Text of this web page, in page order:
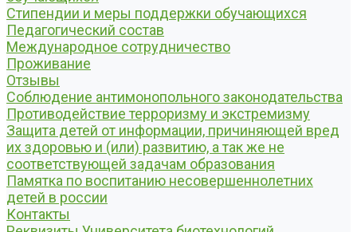
Стипендии и меры поддержки обучающихся
Педагогический состав
Международное сотрудничество
Проживание
Отзывы
Соблюдение антимонопольного законодательства
Противодействие терроризму и экстремизму
Защита детей от информации, причиняющей вред
их здоровью и (или) развитию, а так же не
соответствующей задачам образования
Памятка по воспитанию несовершеннолетних
детей в россии
Контакты